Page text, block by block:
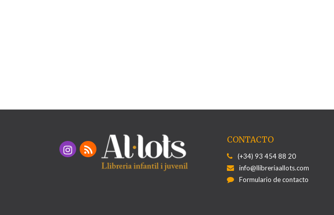
CONTACTO
(+34) 93 454 88 20
info@llibreriaallots.com
Formulario de contacto